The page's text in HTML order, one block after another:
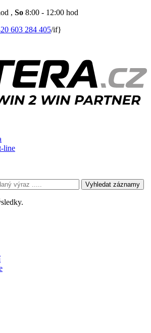
, So 8:00 - 12:00 hod
603 284 405/if}
line
Vyhledat záznamy